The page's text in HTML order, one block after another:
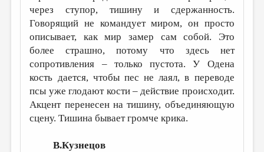
через ступор, тишину и сдержанность.
Говорящий не командует миром, он просто
описывает, как мир замер сам собой. Это
более страшно, потому что здесь нет
сопротивления – только пустота. У Одена
кость дается, чтобы пес не лаял, в переводе
псы уже глодают кости – действие происходит.
Акцент перенесен на тишину, объединяющую
сцену. Тишина бывает громче крика.
В.Кузнецов